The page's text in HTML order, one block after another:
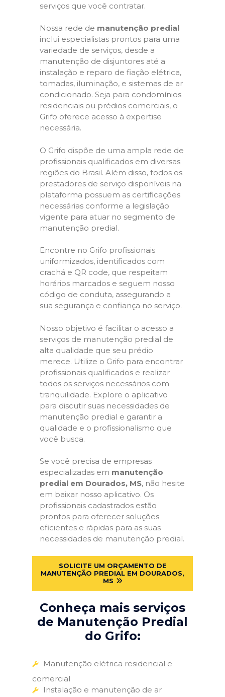
serviços que você contratar.
Nossa rede de manutenção predial
inclui especialistas prontos para uma
variedade de serviços, desde a
manutenção de disjuntores até a
instalação e reparo de fiação elétrica,
tomadas, iluminação, e sistemas de ar
condicionado. Seja para condomínios
residenciais ou prédios comerciais, o
Grifo oferece acesso à expertise
necessária.
O Grifo dispõe de uma ampla rede de
profissionais qualificados em diversas
regiões do Brasil. Além disso, todos os
prestadores de serviço disponíveis na
plataforma possuem as certificações
necessárias conforme a legislação
vigente para atuar no segmento de
manutenção predial.
Encontre no Grifo profissionais
uniformizados, identificados com
crachá e QR code, que respeitam
horários marcados e seguem nosso
código de conduta, assegurando a
sua segurança e confiança no serviço.
Nosso objetivo é facilitar o acesso a
serviços de manutenção predial de
alta qualidade que seu prédio
merece. Utilize o Grifo para encontrar
profissionais qualificados e realizar
todos os serviços necessários com
tranquilidade. Explore o aplicativo
para discutir suas necessidades de
manutenção predial e garantir a
qualidade e o profissionalismo que
você busca.
Se você precisa de empresas
especializadas em manutenção
predial em Dourados, MS, não hesite
em baixar nosso aplicativo. Os
profissionais cadastrados estão
prontos para oferecer soluções
eficientes e rápidas para as suas
necessidades de manutenção predial.
SOLICITE UM ORÇAMENTO DE
MANUTENÇÃO PREDIAL EM DOURADOS,
MS
Conheça mais serviços
de Manutenção Predial
do Grifo:
Manutenção elétrica residencial e
comercial
Instalação e manutenção de ar